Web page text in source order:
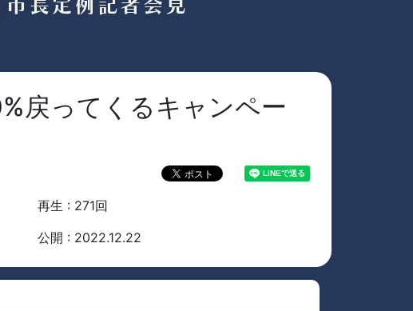
戻ってくるキャンペー
再生 : 271回
公開 : 2022.12.22